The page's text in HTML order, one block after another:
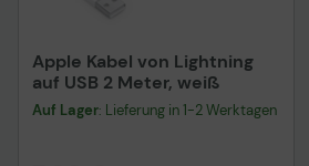
Apple Kabel von Lightning
auf USB 2 Meter, weiß
Auf Lager: Lieferung in 1-2 Werktagen